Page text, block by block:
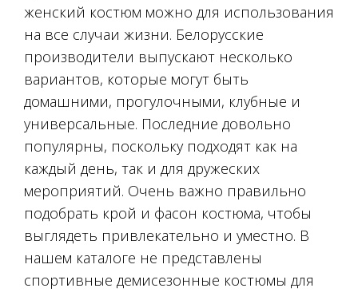
женский костюм можно для использования
на все случаи жизни. Белорусские
производители выпускают несколько
вариантов, которые могут быть
домашними, прогулочными, клубные и
универсальные. Последние довольно
популярны, поскольку подходят как на
каждый день, так и для дружеских
мероприятий. Очень важно правильно
подобрать крой и фасон костюма, чтобы
выглядеть привлекательно и уместно. В
нашем каталоге не представлены
спортивные демисезонные костюмы для